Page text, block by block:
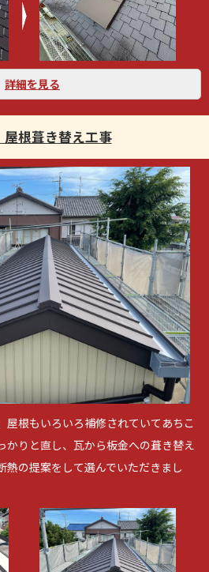
詳細を見る
根葺き替え工事
屋根もいろいろ補修されていてあちこ
かりと直し、瓦から板金への葺き替え
熱の提案をして選んでいただきまし